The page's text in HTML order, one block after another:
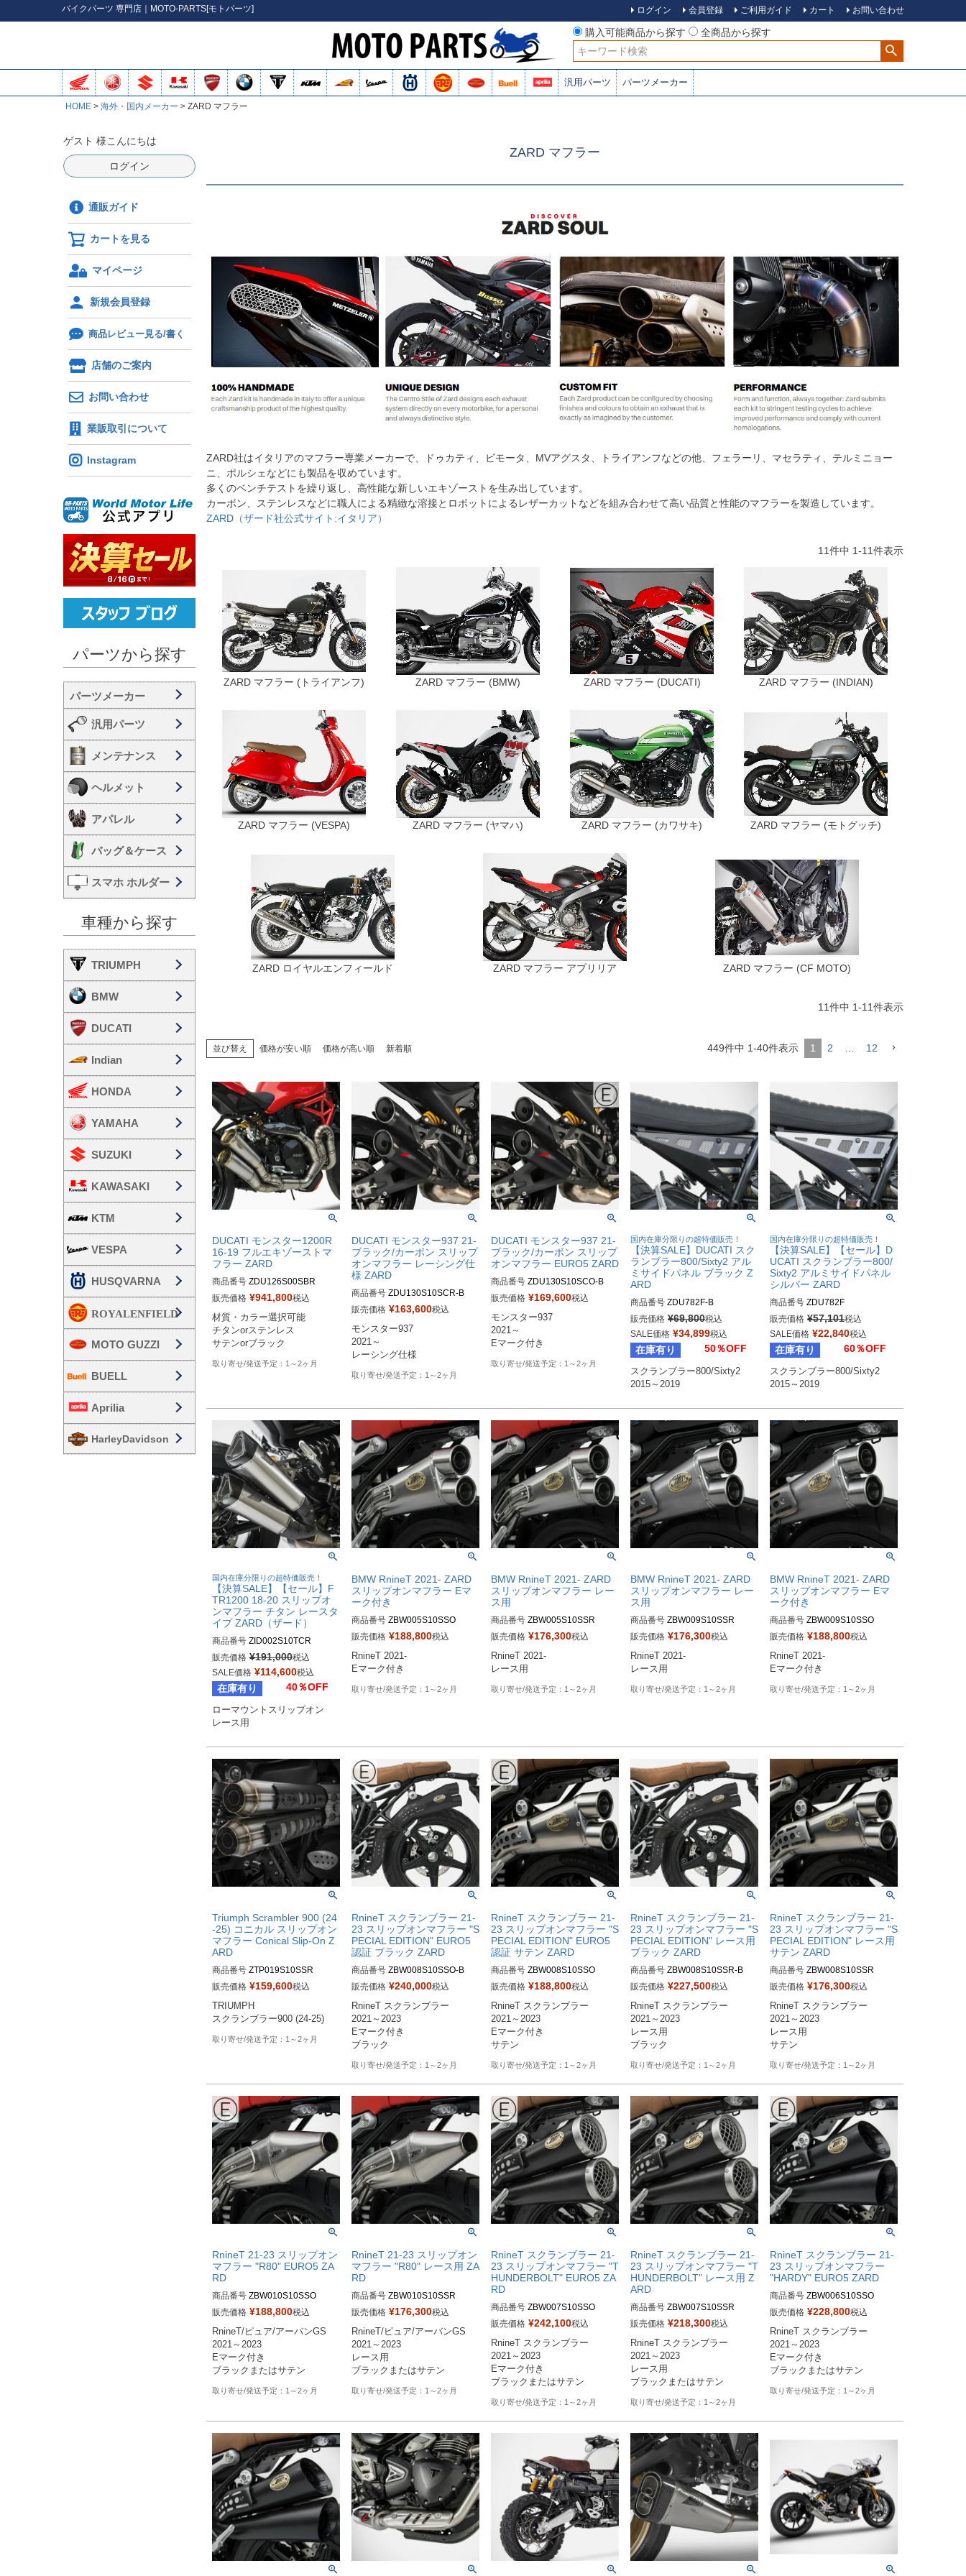
バイクパーツ 専門店｜MOTO-PARTS[モトパーツ] ログイン 会員登録 ご利用ガイド カート お問い合わせ
購入可能商品から探す
全商品から探す
検索
汎用パーツ パーツメーカー
HOME 海外・国内メーカー ZARD マフラー
ゲスト 様こんにちは
ログイン
通販ガイド
カートを見る
マイページ
新規会員登録
商品レビュー見る/書く
店舗のご案内
お問い合わせ
業販取引について
Instagram
パーツから探す
汎用パーツ
メンテナンス
ヘルメット
アパレル
バッグ＆ケース
スマホ ホルダー
車種から探す
TRIUMPH
BMW
DUCATI
Indian
HONDA
YAMAHA
SUZUKI
KAWASAKI
KTM
VESPA
HUSQVARNA
MOTO GUZZI
BUELL
Aprilia
HarleyDavidson
ZARD マフラー
ZARD社はイタリアのマフラー専業メーカーで、ドゥカティ、ビモータ、MVアグスタ、トライアンフなどの他、フェラーリ、マセラティ、テルミニョー
ニ、ポルシェなどにも製品を収めています。
多くのベンチテストを繰り返し、高性能な新しいエキゾーストを生み出しています。
カーボン、ステンレスなどに職人による精緻な溶接とロボットによるレザーカットなどを組み合わせて高い品質と性能のマフラーを製造しています。
ZARD（ザード社公式サイト:イタリア）
11件中 1-11件表示
ZARD マフラー (トライアンフ) ZARD マフラー (BMW) ZARD マフラー (DUCATI) ZARD マフラー (INDIAN)
ZARD マフラー (VESPA) ZARD マフラー (ヤマハ) ZARD マフラー (カワサキ) ZARD マフラー (モトグッチ)
ZARD ロイヤルエンフィールド ZARD マフラー アプリリア ZARD マフラー (CF MOTO)
11件中 1-11件表示
並び替え 価格が安い順 価格が高い順 新着順 449件中 1-40件表示 1 2 … 12
DUCATI モンスター1200R
16-19 フルエキゾーストマ
フラー ZARD
商品番号 ZDU126S00SBR
ZDU126S00SBR：ステンレス、
ZDU126S00SBR-B：ステンレ
ス、ブラック
ZDU126T00TBR：チタン、サテ
ン
販売価格 ¥941,800税込
材質・カラー選択可能
チタンorステンレス
サテンorブラック
1～2ヶ月
DUCATI モンスター937 21-
ブラック/カーボン スリップ
オンマフラー レーシング仕
様 ZARD
商品番号 ZDU130S10SCR-B
販売価格 ¥163,600税込
モンスター937
2021～
レーシング仕様
1～2ヶ月
DUCATI モンスター937 21-
ブラック/カーボン スリップ
オンマフラー EURO5 ZARD
商品番号 ZDU130S10SCO-B
販売価格 ¥169,600税込
モンスター937
2021～
Eマーク付き
1～2ヶ月
国内在庫分限りの超特価販売！
【決算SALE】DUCATI スク
ランブラー800/Sixty2 アル
ミサイドパネル ブラック Z
ARD
商品番号 ZDU782F-B
販売価格 ¥69,800税込
SALE価格 ¥34,899税込
在庫有り 50％OFF
スクランブラー800/Sixty2
国内在庫分限りの超特価販売！
【決算SALE】【セール】D
UCATI スクランブラー800/
Sixty2 アルミサイドパネル
シルバー ZARD
商品番号 ZDU782F
販売価格 ¥57,101税込
SALE価格 ¥22,840税込
在庫有り 60％OFF
スクランブラー800/Sixty2
国内在庫分限りの超特価販売！
【決算SALE】【セール】F
TR1200 18-20 スリップオ
ンマフラー チタン レースタ
イプ ZARD（ザード）
商品番号 ZID002S10TCR
販売価格 ¥191,000税込
SALE価格 ¥114,600税込
在庫有り 40％OFF
ローマウントスリップオン
BMW RnineT 2021- ZARD
スリップオンマフラー Eマ
ーク付き
商品番号 ZBW005S10SSO
販売価格 ¥188,800税込
RnineT 2021-
Eマーク付き
1～2ヶ月
BMW RnineT 2021- ZARD
スリップオンマフラー レー
ス用
商品番号 ZBW005S10SSR
販売価格 ¥176,300税込
RnineT 2021-
レース用
1～2ヶ月
BMW RnineT 2021- ZARD
スリップオンマフラー レー
ス用
商品番号 ZBW009S10SSR
販売価格 ¥176,300税込
RnineT 2021-
レース用
1～2ヶ月
BMW RnineT 2021- ZARD
スリップオンマフラー Eマ
ーク付き
商品番号 ZBW009S10SSO
販売価格 ¥188,800税込
RnineT 2021-
Eマーク付き
1～2ヶ月
Triumph Scrambler 900 (24
-25) コニカル スリップオン
マフラー Conical Slip-On Z
ARD
商品番号 ZTP019S10SSR
販売価格 ¥159,600税込
TRIUMPH
スクランブラー900 (24-25)
1～2ヶ月
RnineT スクランブラー 21-
23 スリップオンマフラー "S
PECIAL EDITION" EURO5
認証 ブラック ZARD
商品番号
販売価格 ¥240,000税込
RnineT スクランブラー
2021～2023
Eマーク付き
1～2ヶ月
RnineT スクランブラー 21-
23 スリップオンマフラー "S
PECIAL EDITION" EURO5
認証 サテン ZARD
商品番号
販売価格 ¥188,800税込
RnineT スクランブラー
2021～2023
Eマーク付き
1～2ヶ月
RnineT スクランブラー 21-
23 スリップオンマフラー "S
PECIAL EDITION" レース用
ブラック ZARD
商品番号
販売価格 ¥227,500税込
RnineT スクランブラー
2021～2023
レース用
1～2ヶ月
RnineT スクランブラー 21-
23 スリップオンマフラー "S
PECIAL EDITION" レース用
サテン ZARD
商品番号 ZBW008S10SSR
販売価格 ¥176,300税込
RnineT スクランブラー
2021～2023
レース用
1～2ヶ月
RnineT 21-23 スリップオン
マフラー "R80" EURO5 ZA
RD
商品番号 ZBW010S10SSO
ZBW010S10SSO：サテン
販売価格 ¥188,800税込
RnineT/ピュア/アーバンGS
2021～2023
Eマーク付き
1～2ヶ月
RnineT 21-23 スリップオン
マフラー "R80" レース用 ZA
RD
商品番号 ZBW010S10SSR
ZBW010S10SSR：サテン
販売価格 ¥176,300税込
RnineT/ピュア/アーバンGS
2021～2023
レース用
1～2ヶ月
RnineT スクランブラー 21-
23 スリップオンマフラー "T
HUNDERBOLT" EURO5 ZA
RD
商品番号 ZBW007S10SSO
ZBW007S10SSO：サテン
販売価格 ¥242,100税込
RnineT スクランブラー
2021～2023
Eマーク付き
1～2ヶ月
RnineT スクランブラー 21-
23 スリップオンマフラー "T
HUNDERBOLT" レース用 Z
ARD
商品番号 ZBW007S10SSR
ZBW007S10SSR：サテン
販売価格 ¥218,300税込
RnineT スクランブラー
2021～2023
レース用
1～2ヶ月
RnineT スクランブラー 21-
23 スリップオンマフラー
"HARDY" EURO5 ZARD
商品番号 ZBW006S10SSO
ZBW006S10SSO：サテン
販売価格 ¥228,800税込
RnineT スクランブラー
2021～2023
Eマーク付き
1～2ヶ月